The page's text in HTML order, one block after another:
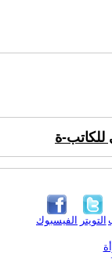
للكاتب-ة
الفيسبوك التويتر